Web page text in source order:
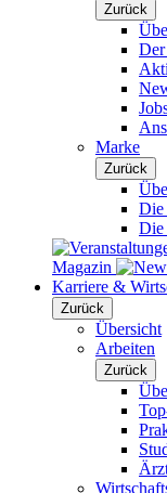
Zurück
Der
Marke
Zurück
Die
Die
Magazin
Karriere &
Zurück
Übersicht
Arbeiten
Zurück